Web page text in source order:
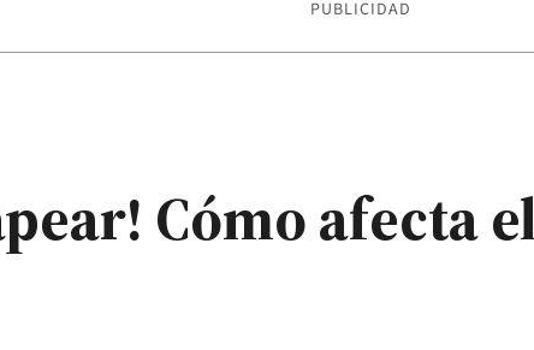
PUBLICIDAD
Cómo afecta